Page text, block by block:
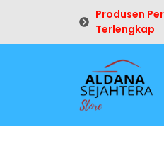
Produsen
Terlengkap